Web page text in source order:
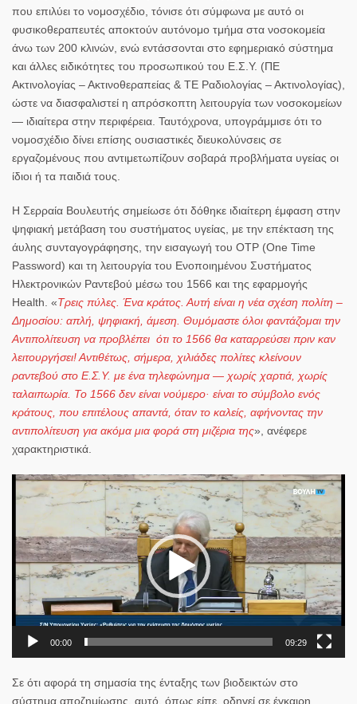
που επιλύει το νομοσχέδιο, τόνισε ότι σύμφωνα με αυτό οι
φυσικοθεραπευτές αποκτούν αυτόνομο τμήμα στα νοσοκομεία
άνω των 200 κλινών , ενώ εντάσσονται στο εφημεριακό σύστημα
και άλλες ειδικότητες του προσωπικού του Ε.Σ.Υ. (ΠΕ
Ακτινολογίας – Ακτινοθεραπείας & ΤΕ Ραδιολογίας – Ακτινολογίας)
ώστε να διασφαλιστεί η απρόσκοπτη λειτουργία των νοσοκομείων
— ιδιαίτερα στην περιφέρεια. Ταυτόχρονα, υπογράμμισε ότι το
νομοσχέδιο δίνει επίσης ουσιαστικές διευκολύνσεις σε
εργαζομένους που αντιμετωπίζουν σοβαρά προβλήματα υγείας οι
ίδιοι ή τα παιδιά τους
Η Σερραία Βουλευτής σημείωσε ότι δόθηκε ιδιαίτερη έμφαση στην
ψηφιακή μετάβαση του συστήματος υγείας, με την επέκταση της
άυλης συνταγογράφησης , την εισαγωγή του OTP (One Time
Password) και τη λειτουργία του Ενοποιημένου Συστήματος
Ηλεκτρονικών Ραντεβού μέσω του 1566 και της εφαρμογής
Health . «Τρεις πύλες. Ένα κράτος. Αυτή είναι η νέα σχέση πολίτη –
Δημοσίου: απλή, ψηφιακή, άμεση. Θυμόμαστε όλοι φαντάζομαι την
Αντιπολίτευση να προβλέπει ότι το 1566 θα καταρρεύσει πριν καν
λειτουργήσει! Αντιθέτως, σήμερα, χιλιάδες πολίτες κλείνουν
ραντεβού στο Ε.Σ.Υ. με ένα τηλεφώνημα — χωρίς χαρτιά, χωρίς
ταλαιπωρία. Το 1566 δεν είναι νούμερο· είναι το σύμβολο ενός
κράτους, που επιτέλους απαντά, όταν το καλείς, αφήνοντας την
αντιπολίτευση για ακόμα μια φορά στη μιζέρια της», ανέφερε
χαρακτηριστικά.
Πρόγραμμα
Αναπαραγωγής
00:00 09:29
Σε ότι αφορά τη σημασία της ένταξης των βιοδεικτών στο
σύστημα αποζημίωσης , αυτό, όπως είπε, οδηγεί σε έγκαιρη